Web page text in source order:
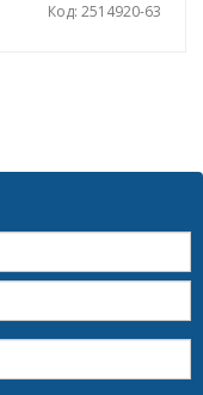
Код: 2514920-63